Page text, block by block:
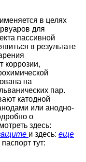
в целях
для
пассивной
в результате
коррозии,
на
пар.
катодной
или анодно-
о
здесь:
и здесь: еще
паспорт тут: